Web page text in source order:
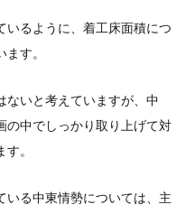
いるように、着工床面積につ
す。
ないと考えていますが、中
の中でしっかり取り上げて対
。
いる中東情勢については、主